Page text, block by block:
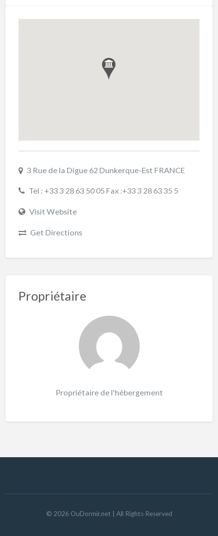
3 Rue de la Digue 62 Dunkerque-Est FRANCE
Tel : +33 3 28 63 50 05 Fax :+33 3 28 63 35 5
Visit Website
Get Directions
Propriétaire
Propriétaire de l'hébergement
© 2026 OuDormir.net | All Rights Reserved